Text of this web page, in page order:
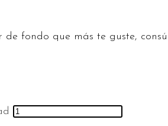
fondo que más te guste,